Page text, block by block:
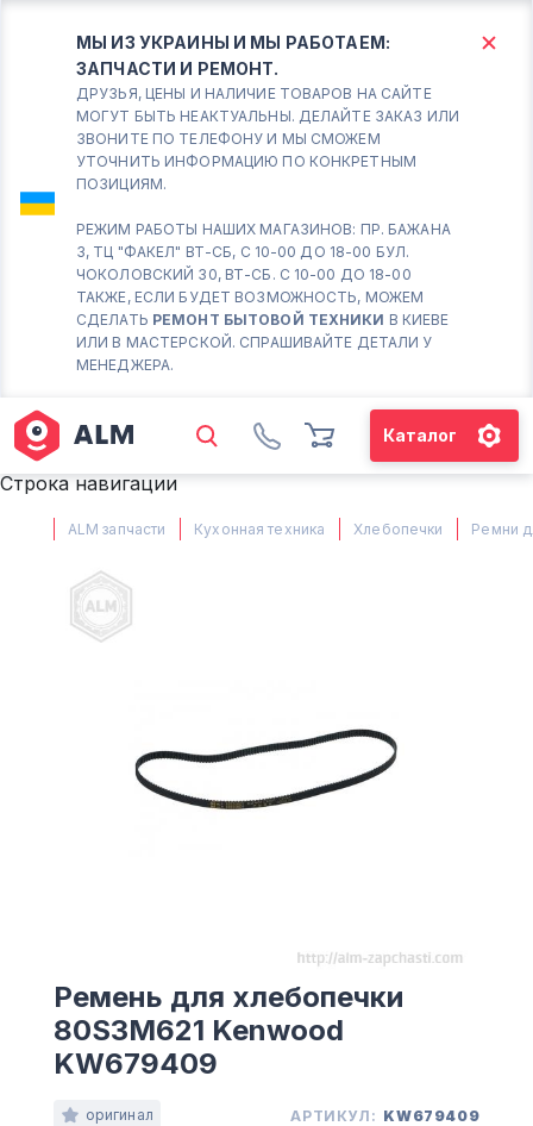
МЫ ИЗ УКРАИНЫ И МЫ РАБОТАЕМ:
ЗАПЧАСТИ И РЕМОНТ.
ДРУЗЬЯ, ЦЕНЫ И НАЛИЧИЕ ТОВАРОВ НА САЙТЕ
МОГУТ БЫТЬ НЕАКТУАЛЬНЫ. ДЕЛАЙТЕ ЗАКАЗ ИЛИ
ЗВОНИТЕ ПО ТЕЛЕФОНУ И МЫ СМОЖЕМ
УТОЧНИТЬ ИНФОРМАЦИЮ ПО КОНКРЕТНЫМ
ПОЗИЦИЯМ.
РЕЖИМ РАБОТЫ НАШИХ МАГАЗИНОВ: ПР. БАЖАНА
3, ТЦ "ФАКЕЛ" ВТ-СБ, С 10-00 ДО 18-00 БУЛ.
ЧОКОЛОВСКИЙ 30, ВТ-СБ. С 10-00 ДО 18-00
ТАКЖЕ, ЕСЛИ БУДЕТ ВОЗМОЖНОСТЬ, МОЖЕМ
СДЕЛАТЬ РЕМОНТ БЫТОВОЙ ТЕХНИКИ В КИЕВЕ
ИЛИ В МАСТЕРСКОЙ. СПРАШИВАЙТЕ ДЕТАЛИ У
МЕНЕДЖЕРА.
Каталог
КИЕВ БОРИСПОЛЬ
Вт.- Сб.
10:00 - 18:00
Соломенский район - ВТ-
СБ. с 10-00 до 18-00
(098) 672 76 42
(063) 722 37 14
М. ХАРЬКОВСКАЯ - ВТ-СБ, С
10-00 ДО 18-00
(063) 527 27 00
Строка навигации
ALM запчасти Кухонная техника Хлебопечки Ремни
Ремень для хлебопечки
80S3M621 Kenwood
KW679409
оригинал АРТИКУЛ: KW679409